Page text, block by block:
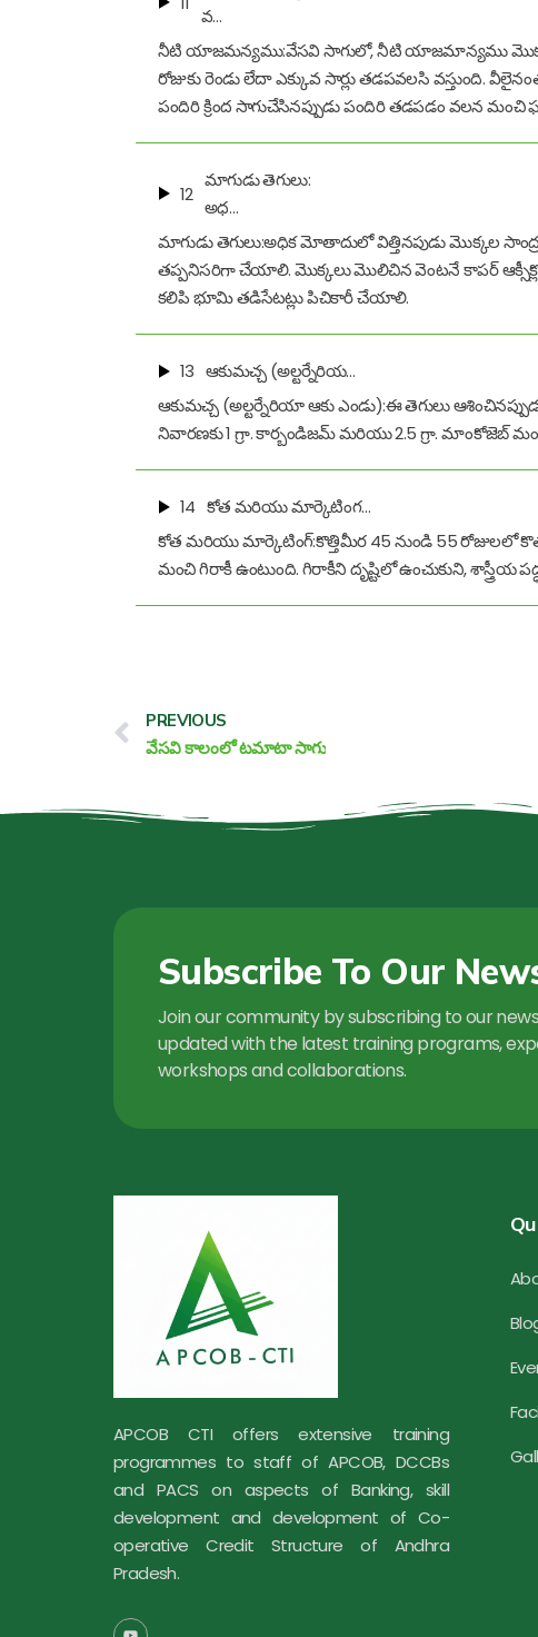
వ…
నీటి యాజమన్యము:వేసవి సాగులో, నీటి యాజమాన్యము మొక్కల
రోజుకు రెండు లేదా ఎక్కువ సార్లు తడపవలసి వస్తుంది.
పందిరి క్రింద సాగుచేసినప్పుడు పందిరి తడపడం వలన మంచి
12
మాగుడు తెగులు:
అధ…
మాగుడు తెగులు:అధిక మోతాదులో విత్తినపుడు మొక్కల
తప్పనిసరిగా చేయాలి. మొక్కలు మొలిచిన వెంటనే కాపర్
కలిపి భూమి తడిసేటట్లు పిచికారీ చేయాలి.
13 ఆకుమచ్చ (అల్టర్నేరియ…
ఆకుమచ్చ (అల్టర్నేరియా ఆకు ఎండు):ఈ తెగులు
నివారణకు 1 గ్రా. కార్బండిజమ్ మరియు 2.5 గ్రా. మాంకోజెబ్
14 కోత మరియు మార్కెటింగ…
కోత మరియు మార్కెటింగ్:కొత్తిమీర 45 నుండి 55 రోజులలో
మంచి గిరాకీ ఉంటుంది. గిరాకీని దృష్టిలో ఉంచుకుని,
Prev
PREVIOUS
వేసవి కాలంలో టమాటా సాగు
Subscribe To Our
Join our community by subscribing to our
updated with the latest training programs,
workshops and collaborations.
APCOB CTI offers extensive training
programmes to staff of APCOB, DCCBs
and PACS on aspects of Banking, skill
development and development of Co-
operative Credit Structure of Andhra
Pradesh.
Y
o